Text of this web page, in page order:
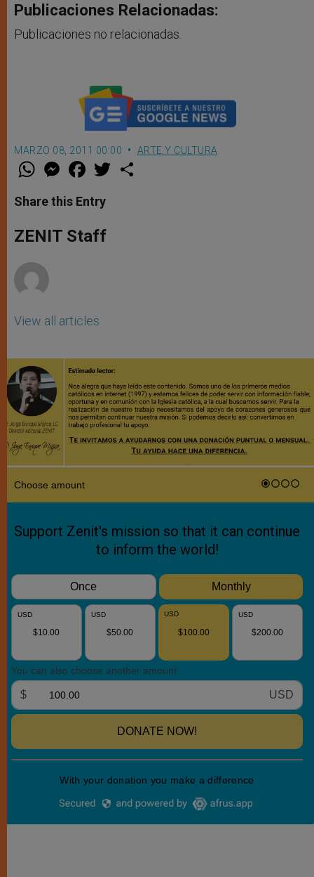
Publicaciones Relacionadas:
Publicaciones no relacionadas.
MARZO 08, 2011 00:00 ARTE Y CULTURA
W
t
s
p
p
M
e
s
e
g
e
F
a
e
b
o
k
w
Share this Entry
ZENIT Staff
View all articles